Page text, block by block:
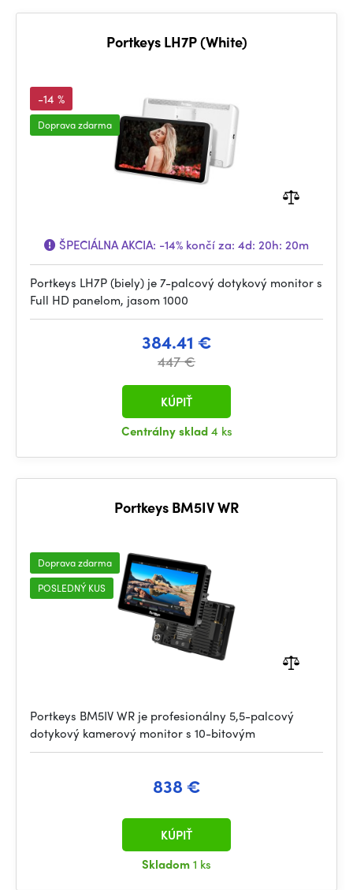
Portkeys LH7P (White)
-14 %
Doprava zdarma
ŠPECIÁLNA AKCIA: -14% končí za: 4d: 20h: 20m
Portkeys LH7P (biely) je 7-palcový dotykový monitor s
Full HD panelom, jasom 1000
384.41 €
447 €
Centrálny sklad4 ks
KÚPIŤ
Portkeys BM5IV WR
Doprava zdarma
POSLEDNÝ KUS
Portkeys BM5IV WR je profesionálny 5,5-palcový
dotykový kamerový monitor s 10-bitovým
838 €
Skladom1 ks
KÚPIŤ